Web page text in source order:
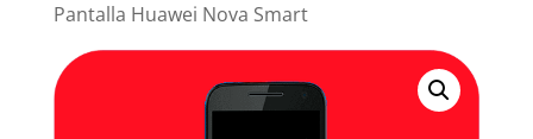
Pantalla Huawei Nova Smart